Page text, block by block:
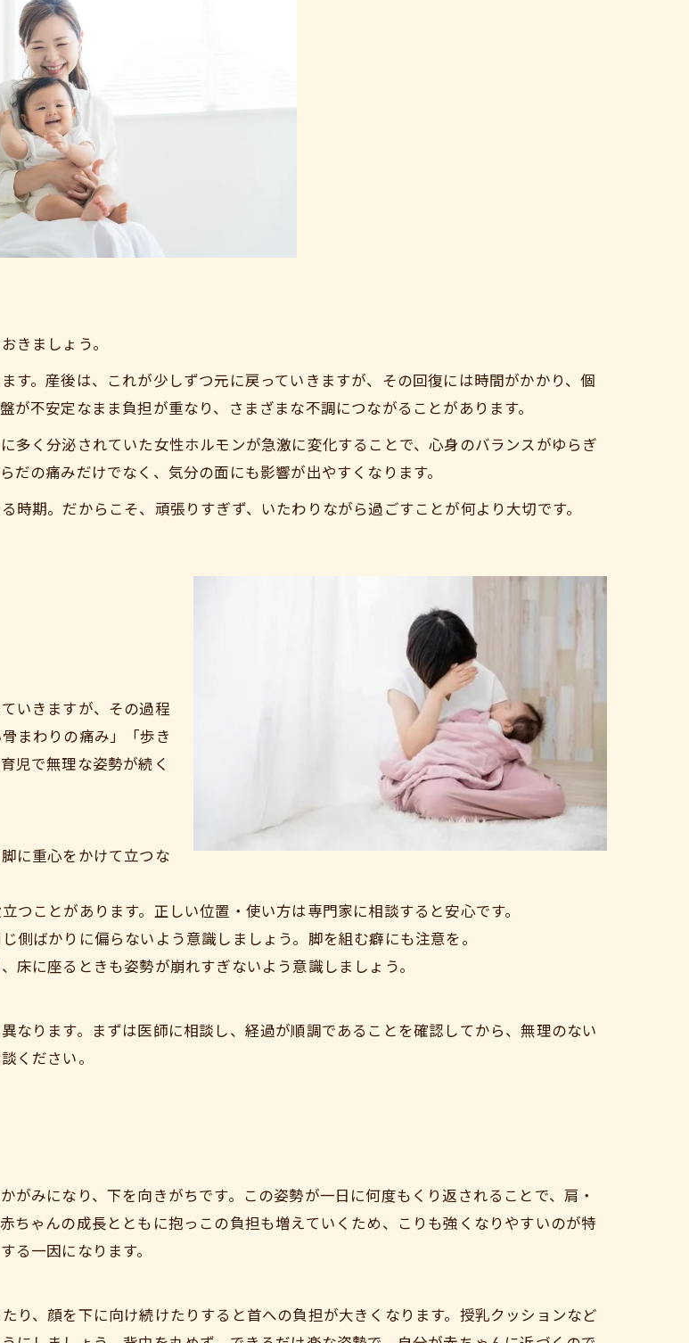
きましょう。
す。産後は、これが少しずつ元に戻っていきますが、その回復には時間がかかり、個
不安定なまま負担が重なり、さまざまな不調につながることがあります。
多く分泌されていた女性ホルモンが急激に変化することで、心身のバランスがゆらぎ
の痛みだけでなく、気分の面にも影響が出やすくなります。
期。だからこそ、頑張りすぎず、いたわりながら過ごすことが何より大切です。
いきますが、その過程
まわりの痛み」「歩き
児で無理な姿勢が続く
に重心をかけて立つな
つことがあります。正しい位置・使い方は専門家に相談すると安心です。
側ばかりに偏らないよう意識しましょう。脚を組む癖にも注意を。
床に座るときも姿勢が崩れすぎないよう意識しましょう。
なります。まずは医師に相談し、経過が順調であることを確認してから、無理のない
ください。
みになり、下を向きがちです。この姿勢が一日に何度もくり返されることで、肩・
ちゃんの成長とともに抱っこの負担も増えていくため、こりも強くなりやすいのが特
る一因になります。
り、顔を下に向け続けたりすると首への負担が大きくなります。授乳クッションなど
ご予約はこちら